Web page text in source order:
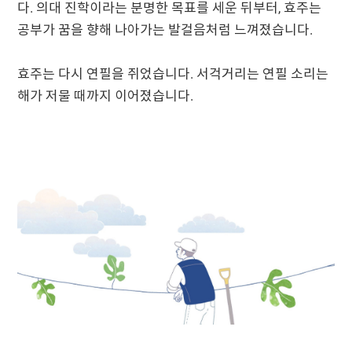
다. 의대 진학이라는 분명한 목표를 세운 뒤부터, 효주는
공부가 꿈을 향해 나아가는 발걸음처럼 느껴졌습니다.
효주는 다시 연필을 쥐었습니다. 서걱거리는 연필 소리는
해가 저물 때까지 이어졌습니다.